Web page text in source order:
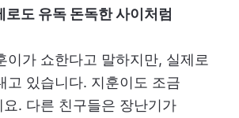
로도 유독 돈독한 사이처럼
이가 쇼한다고 말하지만, 실제로
고 있습니다. 지훈이도 조금
. 다른 친구들은 장난기가